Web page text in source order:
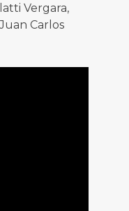
Vergara,
Carlos